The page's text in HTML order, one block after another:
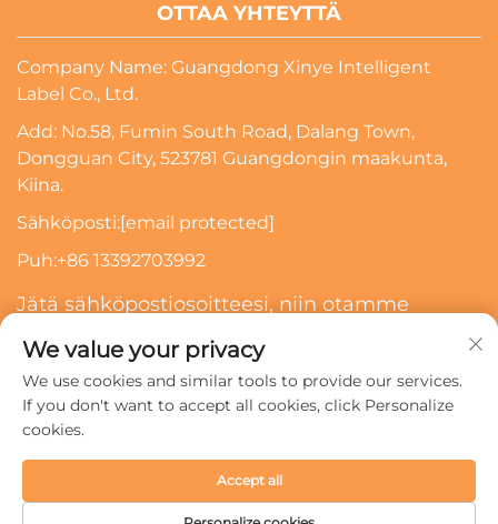
OTTAA YHTEYTTÄ
Company Name: Guangdong Xinye Intelligent
Label Co., Ltd.
Add: No.58, Fumin South Road, Dalang Town,
Dongguan City, 523781 Guangdongin maakunta,
Kiina.
Sähköposti:[email protected]
Puh:+86 13392703992
Jätä sähköpostiosoitteesi, niin otamme
Tilaa
Ltd. Kaikki oikeudet pidätetään.
We value your privacy
We use cookies and similar tools to provide our services.
If you don't want to accept all cookies, click Personalize
cookies.
Accept all